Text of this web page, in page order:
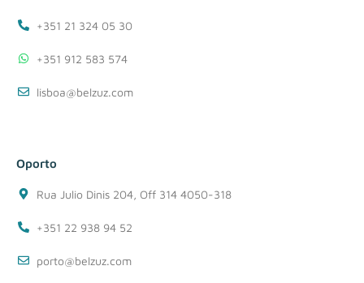
+351 21 324 05 30
+351 912 583 574
lisboa@belzuz.com
Oporto
Rua Julio Dinis 204, Off 314 4050-318
+351 22 938 94 52
porto@belzuz.com